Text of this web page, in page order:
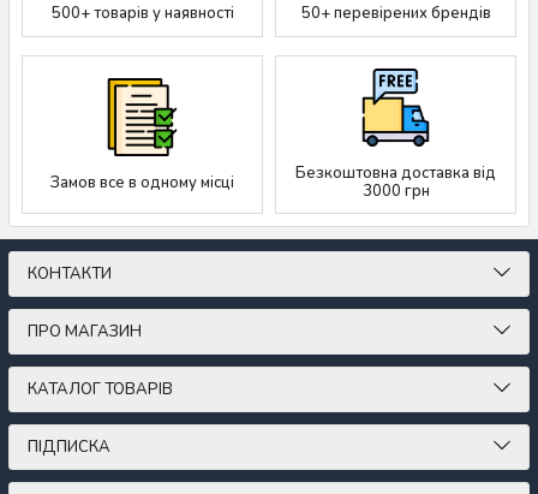
500+ товарів у наявності 50+ перевірених брендів
Замов все в одному місці
Безкоштовна доставка від
3000 грн
КОНТАКТИ
ПРО МАГАЗИН
КАТАЛОГ ТОВАРІВ
ПІДПИСКА